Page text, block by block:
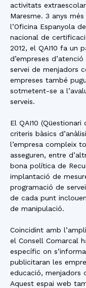
activitats
Maresme. 3 anys
l’Oficina Espanyola
nacional de
2012, el QAI10 fa un
d’empreses
servei de menjadors
empreses també
sotmetent-se a
serveis.
El QAI10 (Qüestionari
criteris bàsics
l’empresa compleix
asseguren, entre
bona política de
implantació de
programació de
de cada punt
de manipulació.
Coincidint amb
el Consell Comarcal
específic on
publicitaran les
educació, menjadors
Aquest espai web